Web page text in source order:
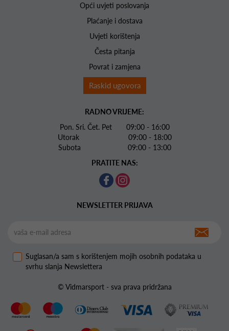
Opći uvjeti poslovanja
Plaćanje i dostava
Uvjeti korištenja
Česta pitanja
Povrat i zamjena
Raskid ugovora
RADNO VRIJEME:
Pon. Sri. Čet. Pet 09:00 - 16:00
Utorak 09:00 - 18:00
Subota 09:00 - 13:00
PRATITE NAS:
NEWSLETTER PRIJAVA
Suglasan/a sam s korištenjem mojih osobnih podataka u
svrhu slanja Newslettera
© Vidmarsport - sva prava pridržana